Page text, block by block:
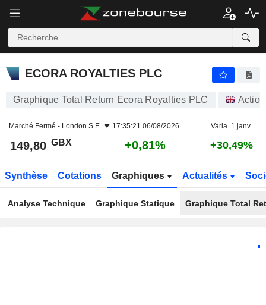
ECORA ROYALTIES PLC
ECORA ROYALTIES PLC
Graphique Total Return Ecora Royalties PLC
Marché Fermé - London S.E. 17:35:21 06/08/2026 Varia. 1 janv.
149,80 GBX +0,81% +30,49%
Synthèse Cotations Graphiques Actualités
Analyse Technique Graphique Statique Graphique Total